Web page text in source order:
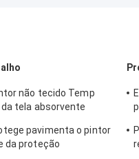
não tecido Temp
tela absorvente
pavimenta o pintor
da proteção